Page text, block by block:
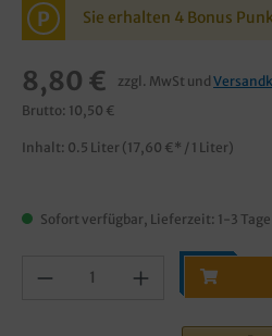
P Sie erhalten 4 Bonus
8,80 € zzgl. MwSt und
Brutto: 10,50 €
Inhalt: 0.5 Liter (17,60 €* / 1 Liter)
Sofort verfügbar, Lieferzeit: 1-3 Tage